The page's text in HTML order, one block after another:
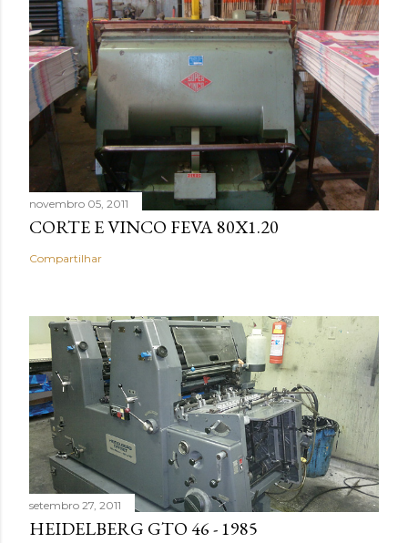
novembro 05, 2011
CORTE E VINCO FEVA 80X1.20
Compartilhar
setembro 27, 2011
HEIDELBERG GTO 46 - 1985